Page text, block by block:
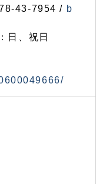
43-7954 / b
日、祝日